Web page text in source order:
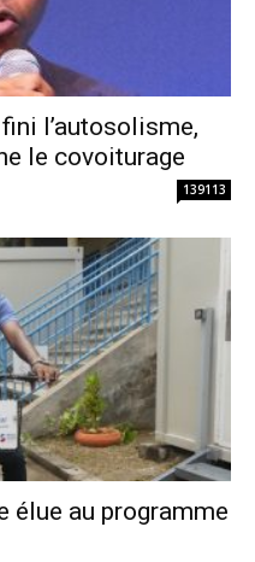
l’autosolisme,
le covoiturage
139113
élue au programme